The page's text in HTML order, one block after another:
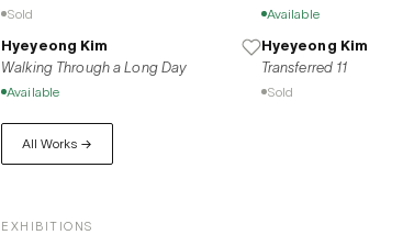
Sold
Hyeyeong Kim
Walking Through a Long Day
Available
Available
Hyeyeong Kim
Transferred 11
Sold
All Works →
EXHIBITIONS